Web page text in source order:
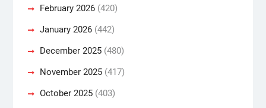
February 2026(420)
January 2026(442)
December 2025(480)
November 2025(417)
October 2025(403)